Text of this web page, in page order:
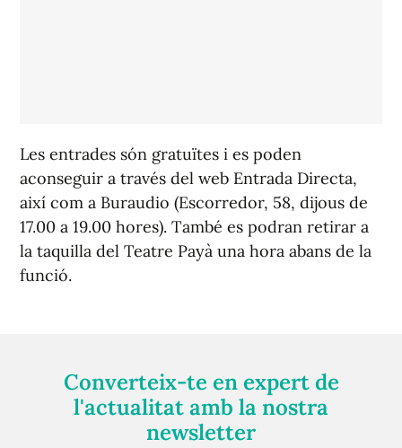
Les entrades són gratuïtes i es poden
aconseguir a través del web Entrada Directa,
així com a Buraudio (Escorredor, 58, dijous de
17.00 a 19.00 hores). També es podran retirar a
la taquilla del Teatre Payà una hora abans de la
funció.
Converteix-te en expert de
l'actualitat amb la nostra
newsletter